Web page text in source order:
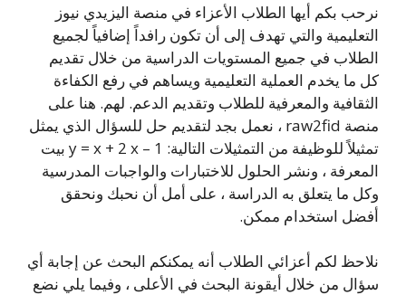
نرحب بكم أيها الطلاب الأعزاء في منصة اليزيدي نيوز
التعليمية والتي تهدف إلى أن تكون رافداً إضافياً لجميع
الطلاب في جميع المستويات الدراسية من خلال تقديم
كل ما يخدم العملية التعليمية ويساهم في رفع الكفاءة
الثقافية والمعرفية للطلاب وتقديم الدعم. لهم. هنا على
منصة raw2fid ، نعمل بجد لتقديم حل للسؤال الذي يمثل
تمثيلاً للوظيفة من التمثيلات التالية: y = x + 2 x – 1 بيت
المعرفة ، ونشر الحلول للاختبارات والواجبات المدرسية
وكل ما يتعلق به الدراسة ، على أمل أن نحبك ونحقق
أفضل استخدام ممكن.
نلاحظ لكم أعزائي الطلاب أنه يمكنكم البحث عن إجابة أي
سؤال من خلال أيقونة البحث في الأعلى ، وفيما يلي نضع